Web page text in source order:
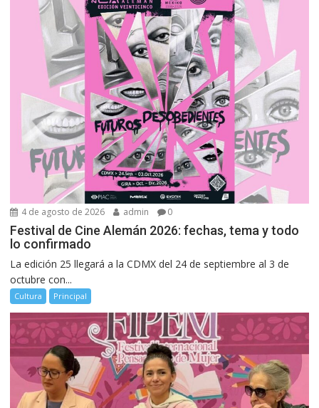
4 de agosto de 2026 admin 0
Festival de Cine Alemán 2026: fechas, tema y todo
lo confirmado
La edición 25 llegará a la CDMX del 24 de septiembre al 3 de
octubre con...
Cultura Principal